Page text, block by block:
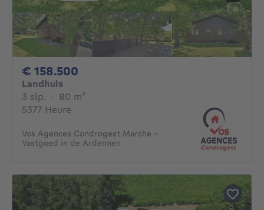
€ 158.500
Landhuis
3 slp. 3 slaapkamers
· 80 m²
5377 Heure
Vos Agences Condrogest Marche -
Vastgoed in de Ardennen